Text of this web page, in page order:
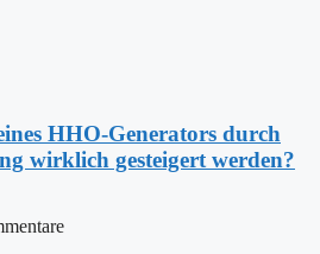
HHO-Generators durch
wirklich gesteigert werden?